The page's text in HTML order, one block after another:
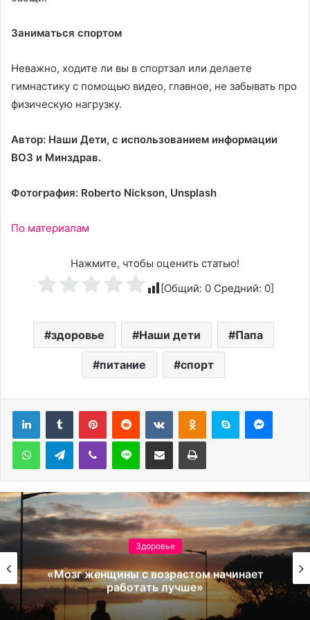
Заниматься спортом
Неважно, ходите ли вы в спортзал или делаете
гимнастику с помощью видео, главное, не забывать про
физическую нагрузку.
Автор: Наши Дети, с использованием информации
ВОЗ и Минздрав.
Фотография: Roberto Nickson, Unsplash
По материалам
Нажмите, чтобы оценить статью!
[Общий: 0 Средний: 0]
здоровье Наши дети Папа
питание спорт
PinterestReddit ВконтактеОдноклассники
Skype
WhatsAppTelegramViber Line Поделиться через электронную почту Печатать
Здоровье
Как уложить ребенка спать без
мучений. 11 советов от консультанта
по сну